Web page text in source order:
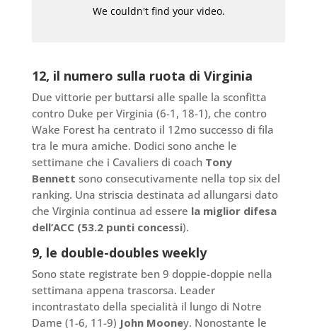
12, il numero sulla ruota di Virginia
Due vittorie per buttarsi alle spalle la sconfitta
contro Duke per Virginia (6-1, 18-1), che contro
Wake Forest ha centrato il 12mo successo di fila
tra le mura amiche. Dodici sono anche le
settimane che i Cavaliers di coach Tony
Bennett sono consecutivamente nella top six del
ranking. Una striscia destinata ad allungarsi dato
che Virginia continua ad essere la miglior difesa
dell’ACC (53.2 punti concessi).
9, le double-doubles weekly
Sono state registrate ben 9 doppie-doppie nella
settimana appena trascorsa. Leader
incontrastato della specialità il lungo di Notre
Dame (1-6, 11-9) John Mooney. Nonostante le